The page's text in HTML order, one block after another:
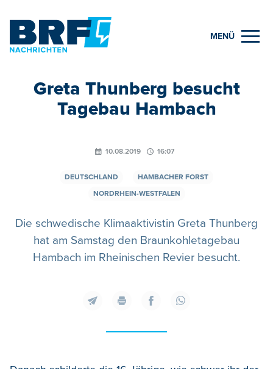
MENÜ
Greta Thunberg besucht
Tagebau Hambach
10.08.2019 16:07
DEUTSCHLAND
HAMBACHER FORST
NORDRHEIN-WESTFALEN
Die schwedische Klimaaktivistin Greta Thunberg
hat am Samstag den Braunkohletagebau
Hambach im Rheinischen Revier besucht.